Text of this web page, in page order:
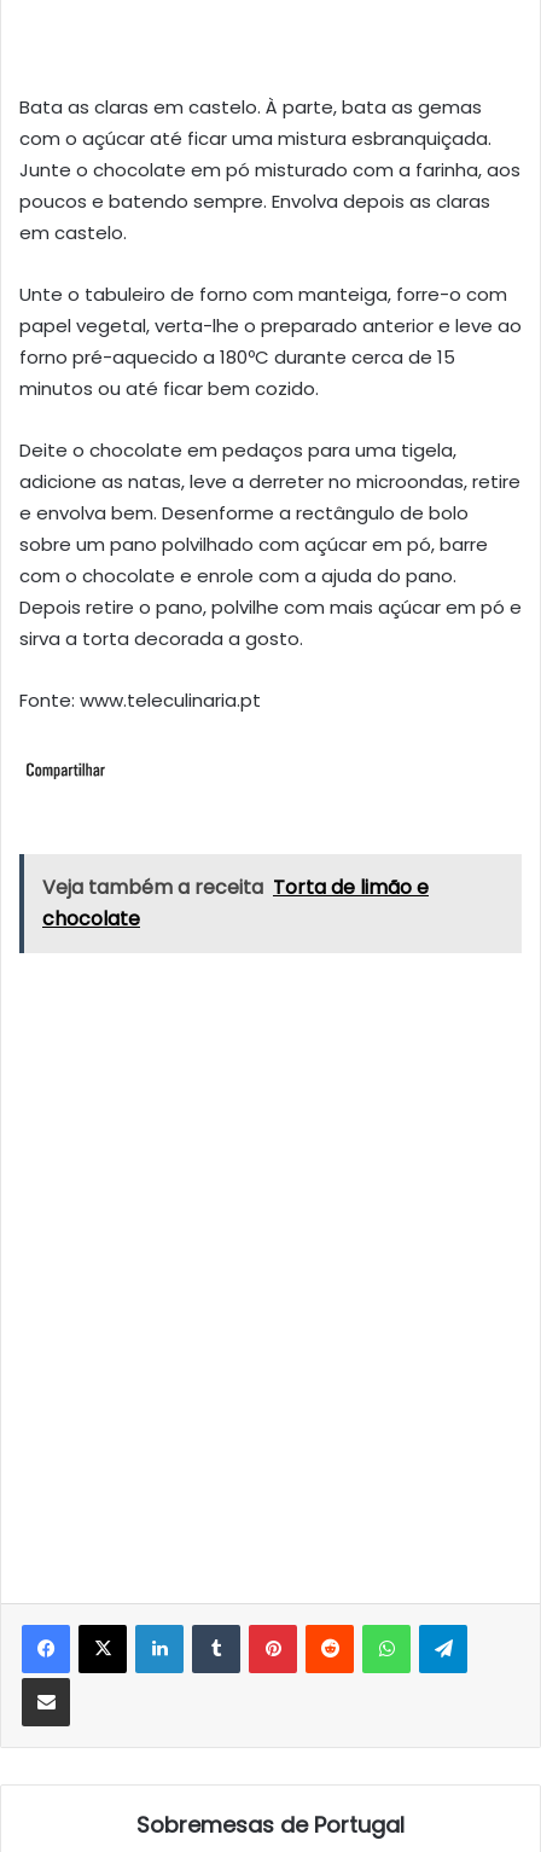
Bata as claras em castelo. À parte, bata as gemas
com o açúcar até ficar uma mistura esbranquiçada.
Junte o chocolate em pó misturado com a farinha, aos
poucos e batendo sempre. Envolva depois as claras
em castelo.
Unte o tabuleiro de forno com manteiga, forre-o com
papel vegetal, verta-lhe o preparado anterior e leve ao
forno pré-aquecido a 180ºC durante cerca de 15
minutos ou até ficar bem cozido.
Deite o chocolate em pedaços para uma tigela,
adicione as natas, leve a derreter no microondas, retire
e envolva bem. Desenforme a rectângulo de bolo
sobre um pano polvilhado com açúcar em pó, barre
com o chocolate e enrole com a ajuda do pano.
Depois retire o pano, polvilhe com mais açúcar em pó e
sirva a torta decorada a gosto.
Fonte: www.teleculinaria.pt
Veja também a receita Torta de limão e
chocolate
LinkedInTumblrPinterestReddit WhatsApp
Partilhar Via Email
Sobremesas de Portugal